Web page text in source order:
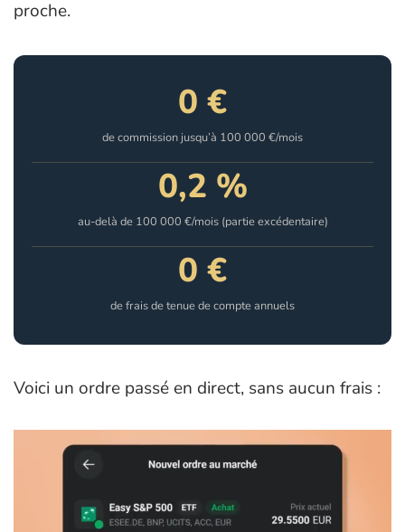
proche.
0 €
de commission jusqu’à 100 000 €/mois
0,2 %
au-delà de 100 000 €/mois (partie excédentaire)
0 €
de frais de tenue de compte annuels
Voici un ordre passé en direct, sans aucun frais :